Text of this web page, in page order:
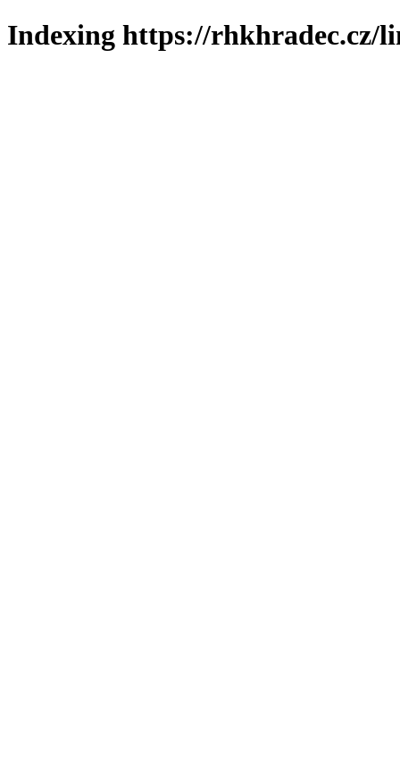
Indexing https://rhkhradec.cz/